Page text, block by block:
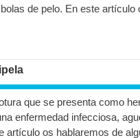
de pelo. En este
que se presenta como
enfermedad infecciosa,
artículo os hablaremos de